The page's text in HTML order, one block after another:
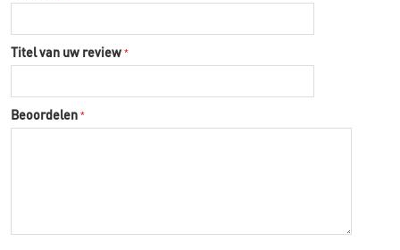
Titel van uw review
Beoordelen